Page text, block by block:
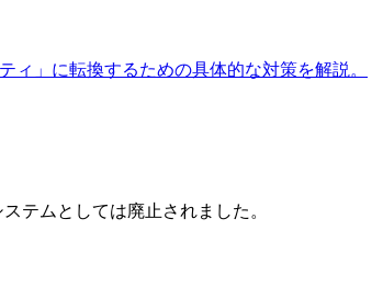
ィ」に転換するための具体的な対策を解説。
テムとしては廃止されました。